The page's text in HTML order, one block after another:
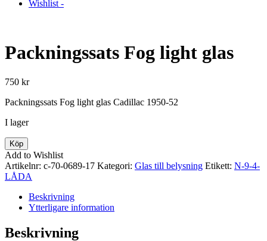
Wishlist -
Packningssats Fog light glas
750 kr
Packningssats Fog light glas Cadillac 1950-52
I lager
Packningssats
Fog
light
glas
Köp
Add to Wishlist
Artikelnr: c-70-0689-17 Kategori: Glas till belysning Etikett: N-9-4-
LÅDA
Beskrivning
Ytterligare information
Beskrivning